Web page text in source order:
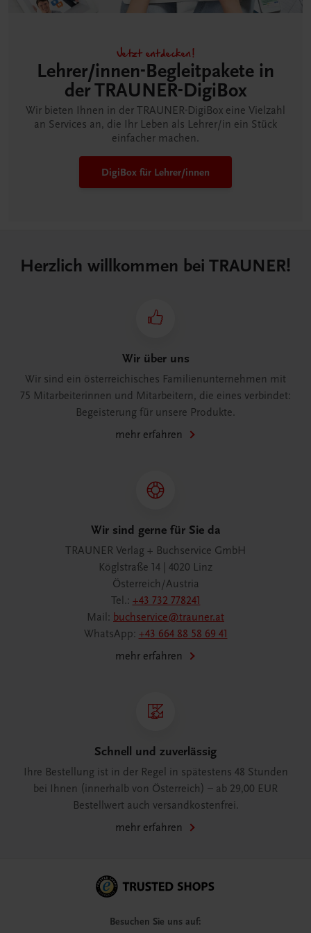
Jetzt entdecken!
Lehrer/innen-Begleitpakete in
der TRAUNER-DigiBox
Wir bieten Ihnen in der TRAUNER-DigiBox eine Vielzahl
an Services an, die Ihr Leben als Lehrer/in ein Stück
einfacher machen.
DigiBox für Lehrer/innen
Herzlich willkommen bei TRAUNER!
Wir über uns
Wir sind ein österreichisches Familienunternehmen mit
75 Mitarbeiterinnen und Mitarbeitern, die eines verbindet:
Begeisterung für unsere Produkte.
mehr erfahren
Wir sind gerne für Sie da
TRAUNER Verlag + Buchservice GmbH
Köglstraße 14 | 4020 Linz
Österreich/Austria
Tel.: +43 732 778241
Mail: buchservice@trauner.at
WhatsApp: +43 664 88 58 69 41
mehr erfahren
Schnell und zuverlässig
Ihre Bestellung ist in der Regel in spätestens 48 Stunden
bei Ihnen (innerhalb von Österreich) – ab 29,00 EUR
Bestellwert auch versandkostenfrei.
mehr erfahren
Besuchen Sie uns auf: